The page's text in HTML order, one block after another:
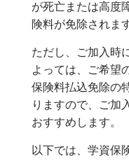
が死亡または高度
険料が免除されま
ただし、ご加入時
よっては、ご希望
保険料払込免除の
りますので、ご加
おすすめします。
以下では、学資保